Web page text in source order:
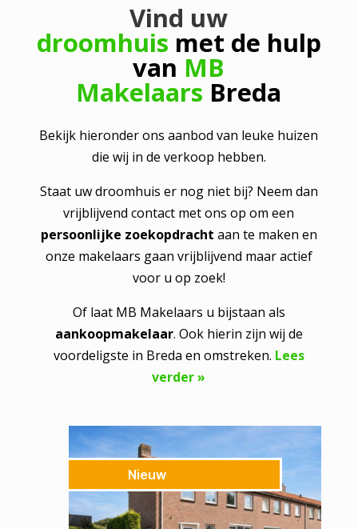
Vind uw
droomhuis met de hulp
van MB
Makelaars Breda
Bekijk hieronder ons aanbod van leuke huizen
die wij in de verkoop hebben.
Staat uw droomhuis er nog niet bij? Neem dan
vrijblijvend contact met ons op om een
persoonlijke zoekopdracht aan te maken en
onze makelaars gaan vrijblijvend maar actief
voor u op zoek!
Of laat MB Makelaars u bijstaan als
aankoopmakelaar. Ook hierin zijn wij de
voordeligste in Breda en omstreken. Lees
verder »